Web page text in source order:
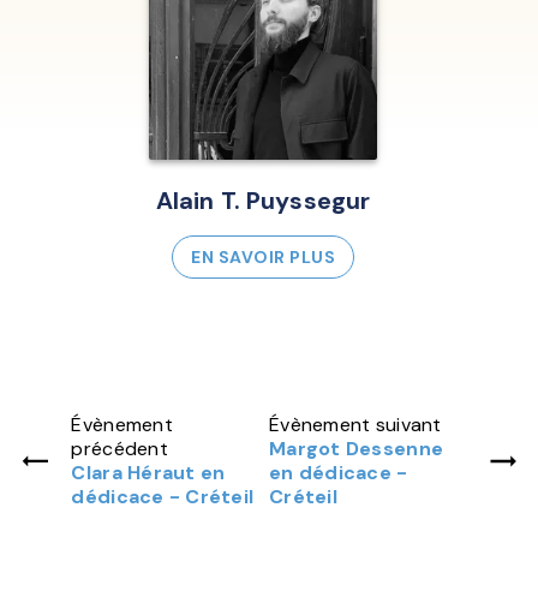
Alain T. Puyssegur
EN SAVOIR PLUS
Évènement
précédent
Clara Héraut en
dédicace - Créteil
Évènement suivant
Margot Dessenne
en dédicace -
Créteil